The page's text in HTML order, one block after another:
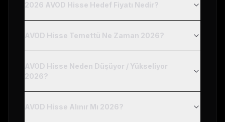
2026 AVOD Hisse Hedef Fiyatı Nedir?
AVOD Hisse Temettü Ne Zaman 2026?
AVOD Hisse Neden Düşüyor / Yükseliyor
2026?
AVOD Hisse Alınır Mı 2026?